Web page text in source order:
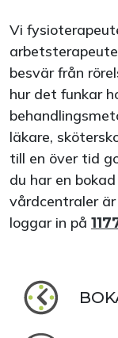
Vi
besvär från
hur det funkar
läkare,
till en över tid
du har en
vårdcentraler
loggar in på